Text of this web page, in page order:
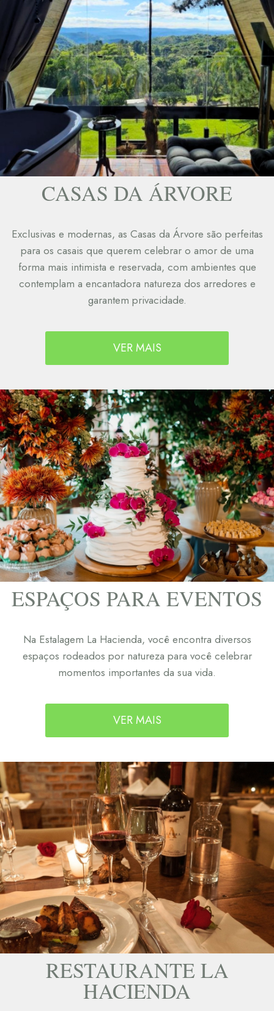
CASAS DA ÁRVORE
Exclusivas e modernas, as Casas da Árvore são perfeitas
para os casais que querem celebrar o amor de uma
forma mais intimista e reservada, com ambientes que
contemplam a encantadora natureza dos arredores e
garantem privacidade.
VER MAIS
ESPAÇOS PARA EVENTOS
Na Estalagem La Hacienda, você encontra diversos
espaços rodeados por natureza para você celebrar
momentos importantes da sua vida.
VER MAIS
RESTAURANTE LA
HACIENDA